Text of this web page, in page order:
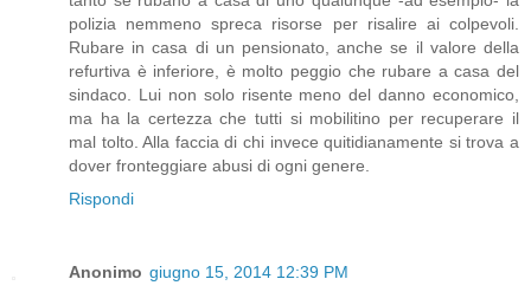
polizia nemmeno spreca risorse per risalire ai colpevoli.
Rubare in casa di un pensionato, anche se il valore della
refurtiva è inferiore, è molto peggio che rubare a casa del
sindaco. Lui non solo risente meno del danno economico,
ma ha la certezza che tutti si mobilitino per recuperare il
mal tolto. Alla faccia di chi invece quitidianamente si trova a
dover fronteggiare abusi di ogni genere.
Rispondi
Anonimo giugno 15, 2014 12:39 PM